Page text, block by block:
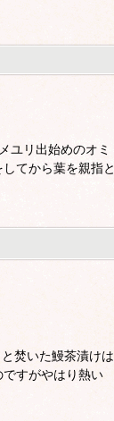
ユリ出始めのオミ
てから葉を親指と
焚いた鰻茶漬けは
すがやはり熱い